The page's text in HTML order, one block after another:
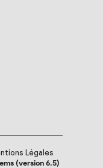
Légales
(version 6.5)